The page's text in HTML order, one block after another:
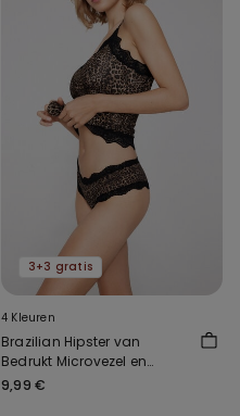
3+3 gratis
4 Kleuren
Brazilian Hipster van
Bedrukt Microvezel en
Gerecycled Kant
9,99 €